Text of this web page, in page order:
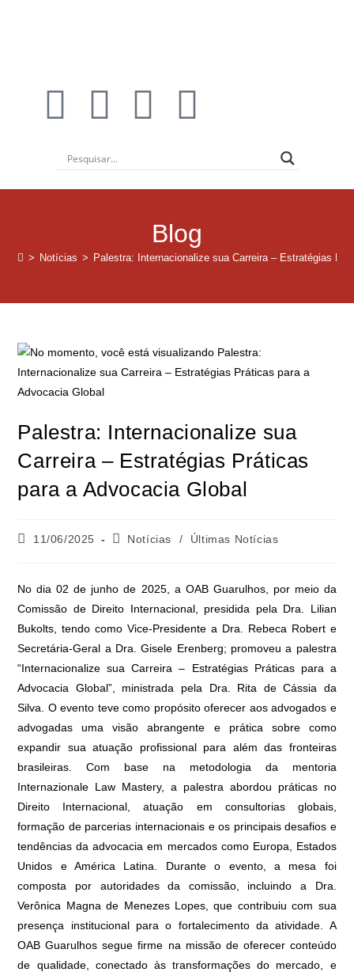
Blog
> Notícias > Palestra: Internacionalize sua Carreira – Estratégias
Palestra: Internacionalize sua
Carreira – Estratégias Práticas
para a Advocacia Global
11/06/2025 Notícias / Últimas Notícias
No dia 02 de junho de 2025, a OAB Guarulhos, por meio da
Comissão de Direito Internacional, presidida pela Dra. Lilian
Bukolts, tendo como Vice-Presidente a Dra. Rebeca Robert e
Secretária-Geral a Dra. Gisele Erenberg; promoveu a palestra
“Internacionalize sua Carreira – Estratégias Práticas para a
Advocacia Global”, ministrada pela Dra. Rita de Cássia da
Silva. O evento teve como propósito oferecer aos advogados e
advogadas uma visão abrangente e prática sobre como
expandir sua atuação profissional para além das fronteiras
brasileiras. Com base na metodologia da mentoria
Internazionale Law Mastery, a palestra abordou práticas no
Direito Internacional, atuação em consultorias globais,
formação de parcerias internacionais e os principais desafios e
tendências da advocacia em mercados como Europa, Estados
Unidos e América Latina. Durante o evento, a mesa foi
composta por autoridades da comissão, incluindo a Dra.
Verônica Magna de Menezes Lopes, que contribuiu com sua
presença institucional para o fortalecimento da atividade. A
OAB Guarulhos segue firme na missão de oferecer conteúdo
de qualidade, conectado às transformações do mercado, e